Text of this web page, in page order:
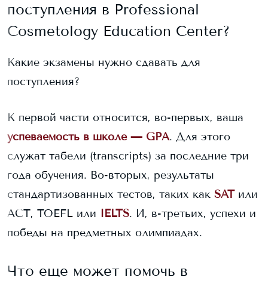
поступления в Professional
Cosmetology Education Center?
Какие экзамены нужно сдавать для
поступления?
К первой части относится, во-первых, ваша
успеваемость в школе — GPA. Для этого
служат табели (transcripts) за последние три
года обучения. Во-вторых, результаты
стандартизованных тестов, таких как SAT или
ACT, TOEFL или IELTS. И, в-третьих, успехи и
победы на предметных олимпиадах.
Что еще может помочь в